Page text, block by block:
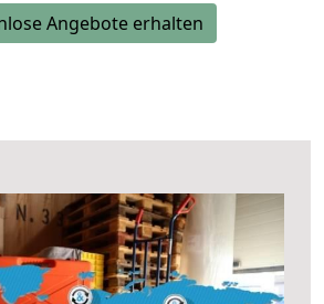
Angebote erhalten